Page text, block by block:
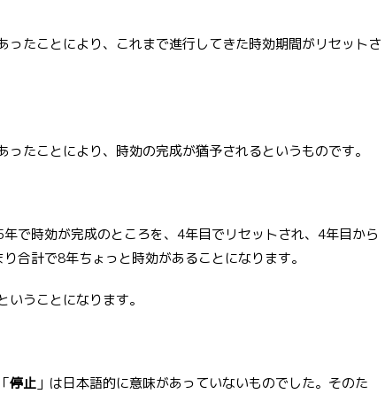
ったことにより、これまで進行してきた時効期間がリセットさ
ったことにより、時効の完成が猶予されるというものです。
で時効が完成のところを、4年目でリセットされ、4年目から
合計で8年ちょっと時効があることになります。
うことになります。
停止 」は日本語的に意味があっていないものでした。そのた